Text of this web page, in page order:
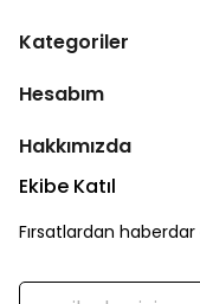
Kategoriler
Hesabım
Hakkımızda
Ekibe Katıl
Fırsatlardan haberdar